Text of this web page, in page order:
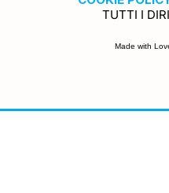
TUTTI I
Made with